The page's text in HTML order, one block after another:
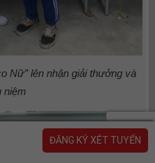
ĐĂNG KÝ XÉT TUYỂN
Nữ” lên nhận giải thưởng và
niệm